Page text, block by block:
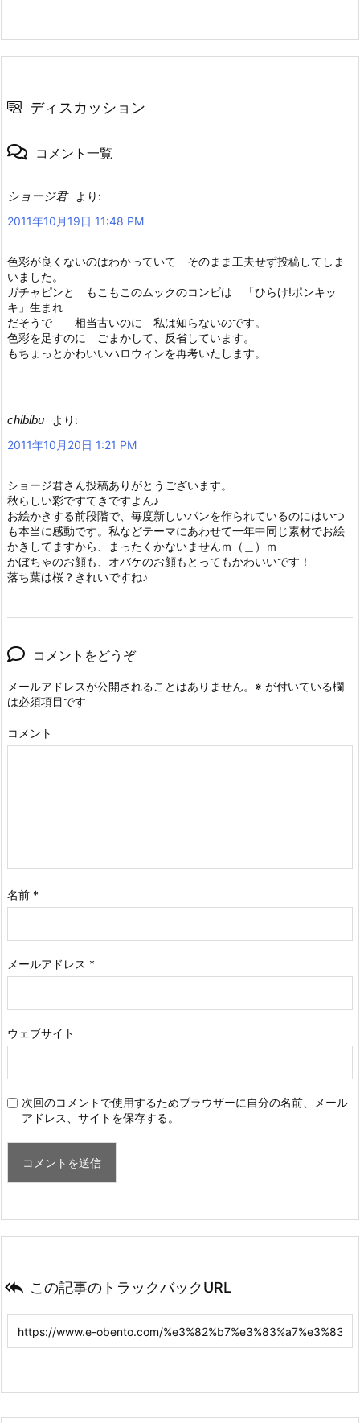
ディスカッション
コメント一覧
ショージ君
より:
2011年10月19日 11:48 PM
色彩が良くないのはわかっていて そのまま工夫せず投稿してしま
いました。
ガチャピンと もこもこのムックのコンビは 「ひらけ!ポンキッ
キ」生まれ
だそうで 相当古いのに 私は知らないのです。
色彩を足すのに ごまかして、反省しています。
もちょっとかわいいハロウィンを再考いたします。
chibibu
より:
2011年10月20日 1:21 PM
ショージ君さん投稿ありがとうございます。
秋らしい彩ですてきですよん♪
お絵かきする前段階で、毎度新しいパンを作られているのにはいつ
も本当に感動です。私などテーマにあわせて一年中同じ素材でお絵
かきしてますから、まったくかないませんｍ（＿）ｍ
かぼちゃのお顔も、オバケのお顔もとってもかわいいです！
落ち葉は桜？きれいですね♪
コメントをどうぞ
メールアドレスが公開されることはありません。 ※ が付いている欄
は必須項目です
コメント
名前 *
メールアドレス *
ウェブサイト
次回のコメントで使用するためブラウザーに自分の名前、メール
アドレス、サイトを保存する。
 この記事のトラックバックURL